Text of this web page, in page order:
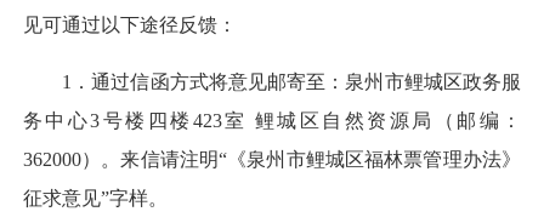
见可通过以下途径反馈：
1．通过信函方式将意见邮寄至：泉州市鲤城区政务服
务中心3号楼四楼423室 鲤城区自然资源局（邮编：
362000）。来信请注明“《泉州市鲤城区福林票管理办法》
征求意见”字样。